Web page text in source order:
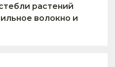
растений
волокно и